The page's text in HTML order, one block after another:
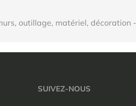
outillage, matériel, décoration
SUIVEZ-NOUS